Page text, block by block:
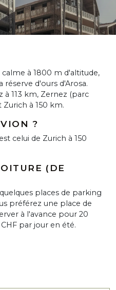
à 1800 m d'altitude,
d'ours d'Arosa.
à 113 km, Zernez (parc
Zurich à 150 km.
?
celui de Zurich à 150
(DE
places de parking
préférez une place de
à l'avance pour 20
par jour en été.